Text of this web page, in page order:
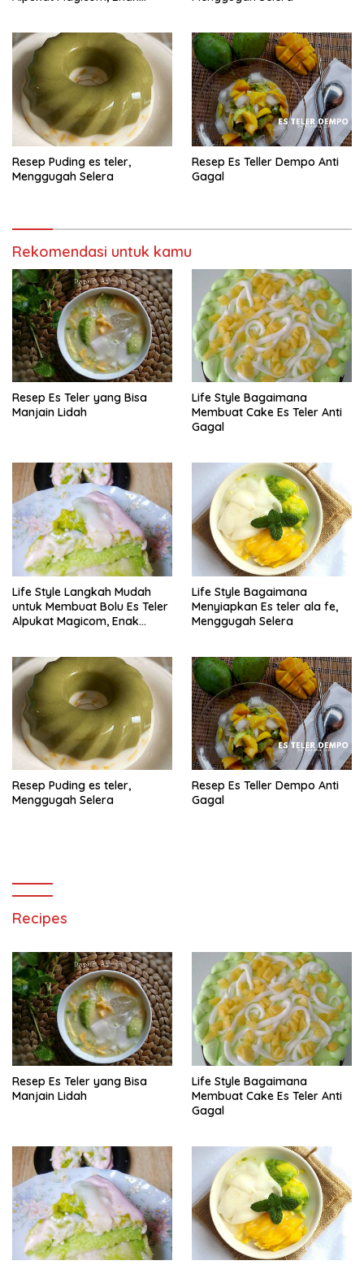
Resep Puding es teler,
Menggugah Selera
Resep Es Teller Dempo Anti
Gagal
Rekomendasi untuk kamu
Resep Es Teler yang Bisa
Manjain Lidah
Life Style Bagaimana
Membuat Cake Es Teler Anti
Gagal
Life Style Langkah Mudah
untuk Membuat Bolu Es Teler
Alpukat Magicom, Enak
Life Style Bagaimana
Menyiapkan Es teler ala fe,
Menggugah Selera
Resep Puding es teler,
Menggugah Selera
Resep Es Teller Dempo Anti
Gagal
Recipes
Resep Es Teler yang Bisa
Manjain Lidah
Life Style Bagaimana
Membuat Cake Es Teler Anti
Gagal